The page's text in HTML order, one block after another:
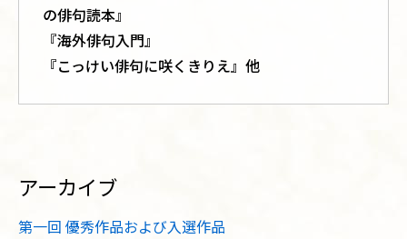
の俳句読本』
『海外俳句入門』
『こっけい俳句に咲くきりえ』他
アーカイブ
第一回 優秀作品および入選作品